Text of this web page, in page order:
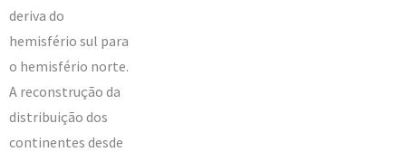
deriva do
hemisfério sul para
o hemisfério norte.
A reconstrução da
distribuição dos
continentes desde